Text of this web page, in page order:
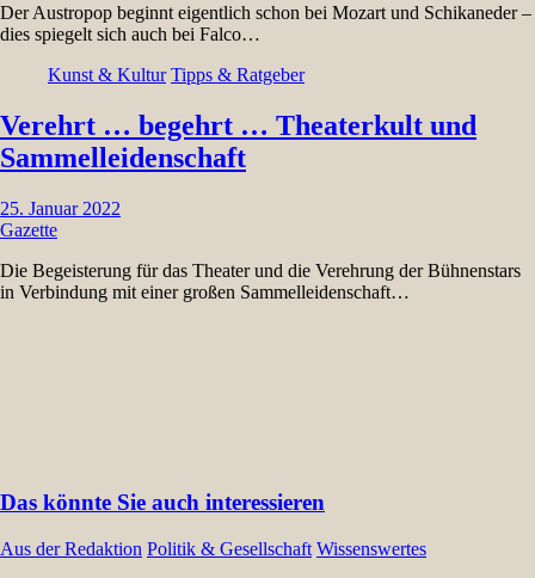
Der Austropop beginnt eigentlich schon bei Mozart und Schikaneder –
dies spiegelt sich auch bei Falco…
Kunst & Kultur Tipps & Ratgeber
Verehrt … begehrt … Theaterkult und
Sammelleidenschaft
25. Januar 2022
Gazette
Die Begeisterung für das Theater und die Verehrung der Bühnenstars
in Verbindung mit einer großen Sammelleidenschaft…
Das könnte Sie auch interessieren
Aus der Redaktion Politik & Gesellschaft Wissenswertes